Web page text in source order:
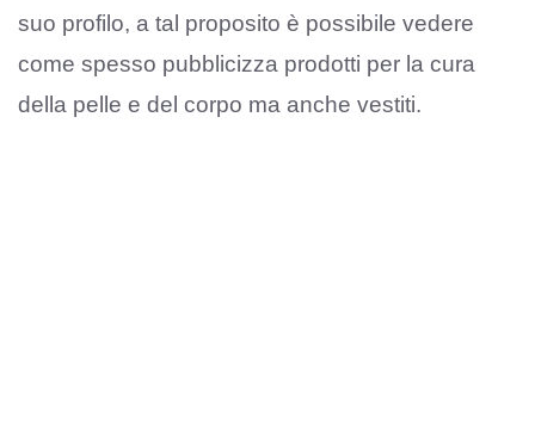
suo profilo, a tal proposito è possibile vedere
come spesso pubblicizza prodotti per la cura
della pelle e del corpo ma anche vestiti.